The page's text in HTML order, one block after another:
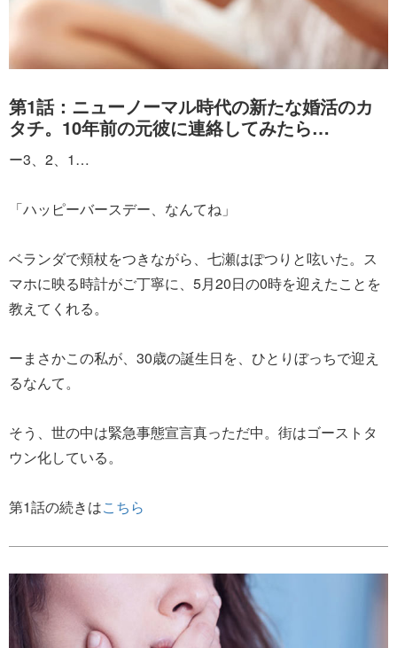
第1話：ニューノーマル時代の新たな婚活のカ
タチ。10年前の元彼に連絡してみたら…
ー3、2、1…
「ハッピーバースデー、なんてね」
ベランダで頬杖をつきながら、七瀬はぽつりと呟いた。ス
マホに映る時計がご丁寧に、5月20日の0時を迎えたことを
教えてくれる。
ーまさかこの私が、30歳の誕生日を、ひとりぼっちで迎え
るなんて。
そう、世の中は緊急事態宣言真っただ中。街はゴーストタ
ウン化している。
第1話の続きはこちら